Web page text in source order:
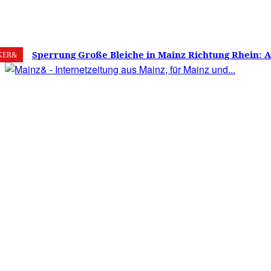
8. August 2026 28.3 Mainz
Sperrung Große Bleiche in Mainz Richtung Rhein:
verwirrt, Mainzer stinksauer – Haben die Mainzer